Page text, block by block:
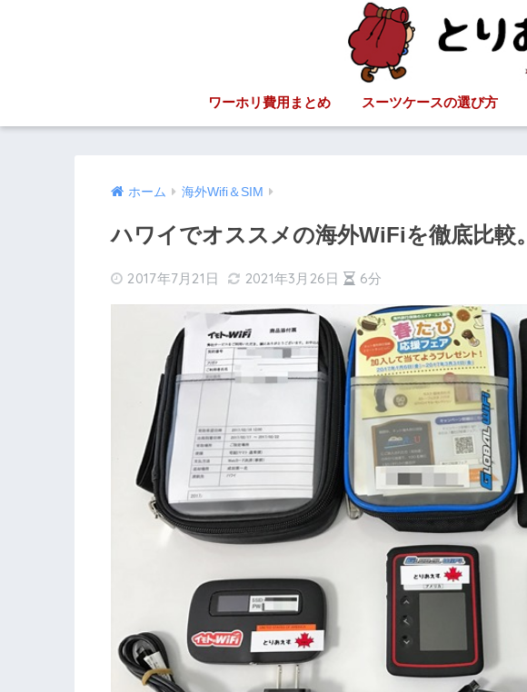
ワーホリ費用まとめ スーツケースの選び方
ホーム 海外Wifi＆SIM
ハワイでオススメの海外WiFiを徹底比較。
2017年7月21日 2021年3月26日 6分